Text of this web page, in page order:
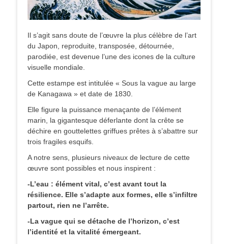
Il s’agit sans doute de l’œuvre la plus célèbre de l’art
du Japon, reproduite, transposée, détournée,
parodiée, est devenue l’une des icones de la culture
visuelle mondiale.
Cette estampe est intitulée « Sous la vague au large
de Kanagawa » et date de 1830.
Elle figure la puissance menaçante de l’élément
marin, la gigantesque déferlante dont la crête se
déchire en gouttelettes griffues prêtes à s’abattre sur
trois fragiles esquifs.
A notre sens, plusieurs niveaux de lecture de cette
œuvre sont possibles et nous inspirent :
-L’eau : élément vital, c’est avant tout la
résilience. Elle s’adapte aux formes, elle s’infiltre
partout, rien ne l’arrête.
-La vague qui se détache de l’horizon, c’est
l’identité et la vitalité émergeant.